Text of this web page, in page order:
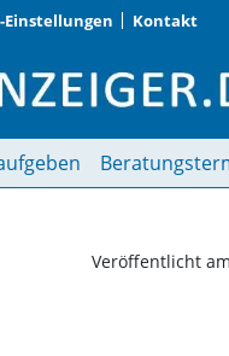
Einstellungen Kontakt
Veröffentlicht